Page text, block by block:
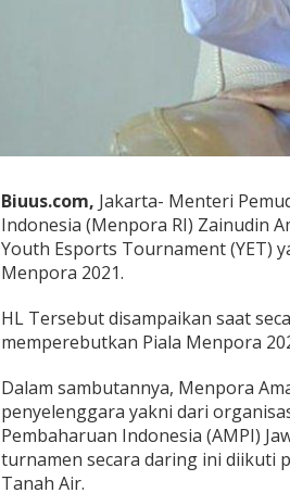
Biuus.com, Jakarta- Menteri
Indonesia (Menpora RI) Zainudin
Youth Esports Tournament (YET)
Menpora 2021.
HL Tersebut disampaikan saat
memperebutkan Piala Menpora
Dalam sambutannya, Menpora
penyelenggara yakni dari
Pembaharuan Indonesia (AMPI)
turnamen secara daring ini diikuti
Tanah Air.